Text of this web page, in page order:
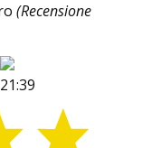
(Recensione